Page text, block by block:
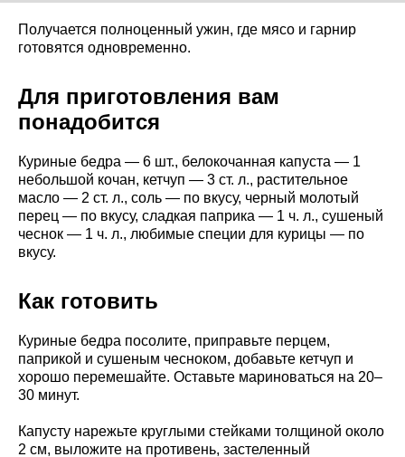
Получается полноценный ужин, где мясо и гарнир
готовятся одновременно.
Для приготовления вам
понадобится
Куриные бедра — 6 шт., белокочанная капуста — 1
небольшой кочан, кетчуп — 3 ст. л., растительное
масло — 2 ст. л., соль — по вкусу, черный молотый
перец — по вкусу, сладкая паприка — 1 ч. л., сушеный
чеснок — 1 ч. л., любимые специи для курицы — по
вкусу.
Как готовить
Куриные бедра посолите, приправьте перцем,
паприкой и сушеным чесноком, добавьте кетчуп и
хорошо перемешайте. Оставьте мариноваться на 20–
30 минут.
Капусту нарежьте круглыми стейками толщиной около
2 см, выложите на противень, застеленный